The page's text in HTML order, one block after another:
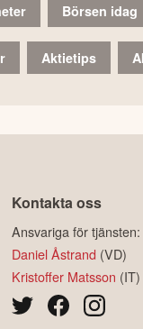
Börsen idag
Aktietips
Kontakta oss
Ansvariga för tjänsten:
Daniel Åstrand (VD)
Kristoffer Matsson (IT)